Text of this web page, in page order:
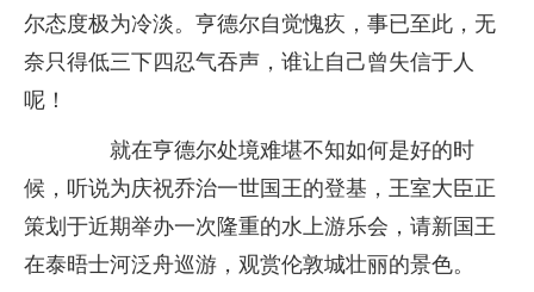
尔态度极为冷淡。亨德尔自觉愧疚，事已至此，无
奈只得低三下四忍气吞声，谁让自己曾失信于人
呢！
就在亨德尔处境难堪不知如何是好的时
候，听说为庆祝乔治一世国王的登基，王室大臣正
策划于近期举办一次隆重的水上游乐会，请新国王
在泰晤士河泛舟巡游，观赏伦敦城壮丽的景色。